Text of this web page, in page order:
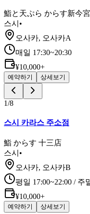
鮨と天ぷら からす新今
스시 •
오사카, 오사카A
매일 17:30~20:30
¥10,000+
예약하기 상세보기
1/8
스시 카라스 주소점
鮨 からす 十三店
스시 •
오사카, 오사카B
평일 17:00~22:00 / 주
¥10,000+
예약하기 상세보기